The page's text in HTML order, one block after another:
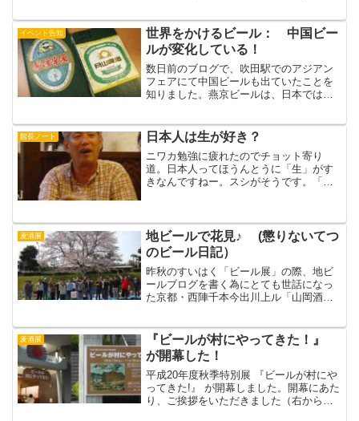
人もいるんですね。みんぱくのミュージ
アムショップで売っていた...
イベント告知
世界をかけるビール： 中国ビー
ルが変化している！
数日前のブログで、吹田駅でのアジアン
フェアにて中国ビールも出ていたことを
知りました。燕京ビールは、日本ではな
しかし、中国に行ってみると、各都市で
所謂「地ビール」があります...
館長ノート 日本人は生が好き？
ニワカ勉強に疲れたのでチョット寄り
道。日本人ってほうんとうに「生」がす
きなんですねー。スシがそうです。「米
い」とアメリカ人によくいわれました。
そういえばアボリジニの人た...
麦酒展
地ビールで花見♪ (懲りないてつ
のビール日記）
昨秋のすいはく「ビール展」の際、地ビ
ールブログを書く為にとても世話になっ
た京都・西陣千本今出川上ル「山岡酒
らった。毎年の恒例行事なのだそうだ。
四条烏丸の地ビールにこだわ...
麦酒展
『ビールが村にやってきた！』
が開幕した！
平成20年度秋季特別展 『ビールが村にや
ってきた!』 が開幕しました。開幕にあた
り、ご挨拶をいただきました（右から、